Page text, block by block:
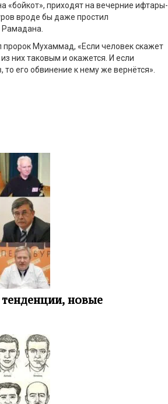
«бойкот», приходят на вечерние ифтары-
вроде бы даже простил
пророк Мухаммад, «Если человек скажет
них таковым и окажется. И если
его обвинение к нему же вернётся».
новые